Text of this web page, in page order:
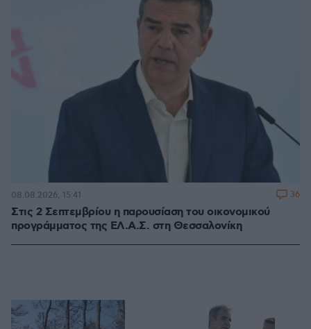
Στις 2 Σεπτεμβρίου η παρουσίαση του οικονομικού
προγράμματος της ΕΛ.Α.Σ. στη Θεσσαλονίκη
08.08.2026, 15:41 36